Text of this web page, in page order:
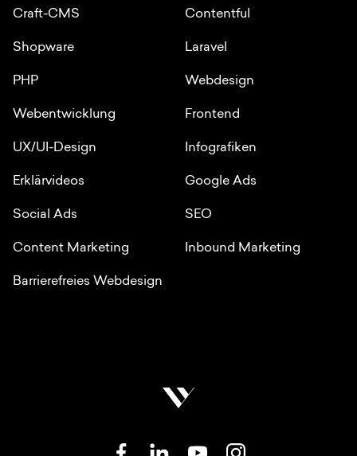
Craft-CMS Contentful
Shopware Laravel
PHP Webdesign
Webentwicklung Frontend
UX/UI-Design Infografiken
Erklärvideos Google Ads
Social Ads SEO
Content Marketing Inbound Marketing
Barrierefreies Webdesign
SOZIALE NETZWERKE